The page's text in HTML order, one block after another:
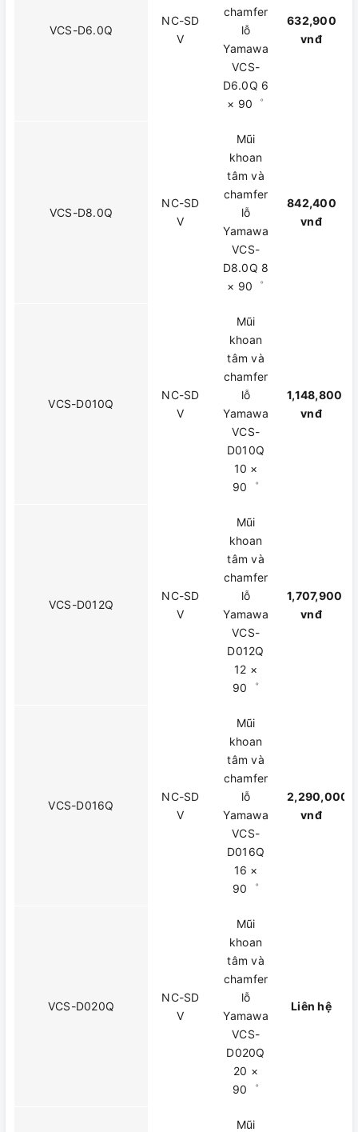
VCS-D6.0Q
NC-SD
V
chamfer
lỗ
Yamawa
VCS-
D6.0Q 6
× 90゜
632,900
vnđ
VCS-D8.0Q
NC-SD
V
Mũi
khoan
tâm và
chamfer
lỗ
Yamawa
VCS-
D8.0Q 8
× 90゜
842,400
vnđ
VCS-D010Q
NC-SD
V
Mũi
khoan
tâm và
chamfer
lỗ
Yamawa
VCS-
D010Q
10 ×
90゜
1,148,800
vnđ
VCS-D012Q
NC-SD
V
Mũi
khoan
tâm và
chamfer
lỗ
Yamawa
VCS-
D012Q
12 ×
90゜
1,707,900
vnđ
VCS-D016Q
NC-SD
V
Mũi
khoan
tâm và
chamfer
lỗ
Yamawa
VCS-
D016Q
16 ×
90゜
2,290,000
vnđ
VCS-D020Q
NC-SD
V
Mũi
khoan
tâm và
chamfer
lỗ
Yamawa
VCS-
D020Q
20 ×
90゜
Liên hệ
Mũi